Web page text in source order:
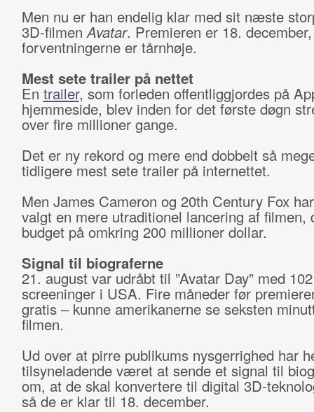
Men nu er han endelig klar med sit næste
3D-filmenAvatar. Premieren er 18.
forventningerne er tårnhøje.
Mest sete trailer på nettet
En trailer, som forleden offentliggjordes på
hjemmeside, blev inden for det første døgn
over fire millioner gange.
Det er ny rekord og mere end dobbelt så
tidligere mest sete trailer på internettet.
Men James Cameron og 20th Century Fox
valgt en mere utraditionel lancering af filmen,
budget på omkring 200 millioner dollar.
Signal til biograferne
21. august var udråbt til ”Avatar Day” med 102
screeninger i USA. Fire måneder før
gratis – kunne amerikanerne se seksten
filmen.
Ud over at pirre publikums nysgerrighed har
tilsyneladende været at sende et signal til
om, at de skal konvertere til digital 3D-
så de er klar til 18. december.